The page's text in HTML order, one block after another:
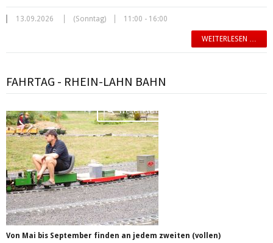
13.09.2026 (Sonntag) 11:00 - 16:00
WEITERLESEN …
FAHRTAG - RHEIN-LAHN BAHN
Weiterlesen …
Von Mai bis September finden an jedem zweiten (vollen)